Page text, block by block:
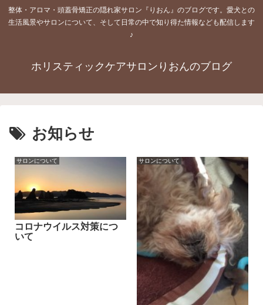
整体・アロマ・頭蓋骨矯正の隠れ家サロン『りおん』のブログです。愛犬との
生活風景やサロンについて、そして日常の中で知り得た情報なども配信します
♪
ホリスティックケアサロンりおんのブログ
お知らせ
サロンについて
コロナウイルス対策につ
いて
サロンについて